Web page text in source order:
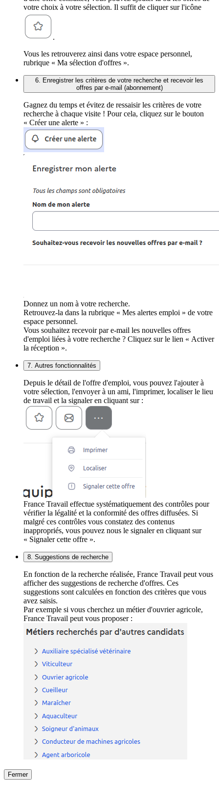
votre choix à votre sélection. Il suffit de cliquer sur l'icône
.
Vous les retrouverez ainsi dans votre espace personnel,
rubrique « Ma sélection d'offres ».
6. Enregistrer les critères de votre recherche et recevoir les
offres par e-mail (abonnement)
Gagnez du temps et évitez de ressaisir les critères de votre
recherche à chaque visite ! Pour cela, cliquez sur le bouton
« Créer une alerte » :
Donnez un nom à votre recherche.
Retrouvez-la dans la rubrique « Mes alertes emploi » de votre
espace personnel.
Vous souhaitez recevoir par e-mail les nouvelles offres
d'emploi liées à votre recherche ? Cliquez sur le lien « Activer
la réception ».
7. Autres fonctionnalités
Depuis le détail de l'offre d'emploi, vous pouvez l'ajouter à
votre sélection, l'envoyer à un ami, l'imprimer, localiser le lieu
de travail et la signaler en cliquant sur :
France Travail effectue systématiquement des contrôles pour
vérifier la légalité et la conformité des offres diffusées. Si
malgré ces contrôles vous constatez des contenus
inappropriés, vous pouvez nous le signaler en cliquant sur
« Signaler cette offre ».
8. Suggestions de recherche
En fonction de la recherche réalisée, France Travail peut vous
afficher des suggestions de recherche d'offres. Ces
suggestions sont calculées en fonction des critères que vous
avez saisis.
Par exemple si vous cherchez un métier d'ouvrier agricole,
France Travail peut vous proposer :
Fermer